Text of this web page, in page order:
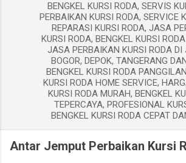
BENGKEL KURSI RODA, SERVIS
PERBAIKAN KURSI RODA, SERVICE
REPARASI KURSI RODA, JASA
KURSI RODA, BENGKEL KURSI
JASA PERBAIKAN KURSI RODA DI
BOGOR, DEPOK, TANGERANG
BENGKEL KURSI RODA
KURSI RODA HOME SERVICE,
KURSI RODA MURAH, BENGKEL
TEPERCAYA, PROFESIONAL
BENGKEL KURSI RODA CEPAT
Antar Jemput Perbaikan Kursi